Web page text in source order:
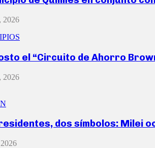
2026
el “Circuito de Ahorro
2026
dos símbolos: Milei